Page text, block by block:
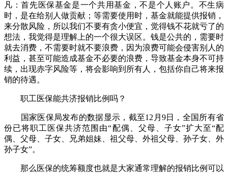
凡：首先医保基金是一个共用基金，不是个人账户。不生病
时，是在给别人做贡献；等需要使用时，基金就能提供报销，
来分散风险，所以我们不要有贪小便宜，觉得钱不花就亏了的
想法，我觉得是理解上的一个很大误区。钱是公共的，需要时
就去消费，不需要时就不要浪费，因为浪费可能会侵害别人的
利益，甚至可能造成基金不必要的浪费，导致基金本身不可持
续，出现赤字风险等，将会影响到所有人，包括你自己将来报
销的待遇。
职工医保能共济报销比例吗？
国家医保局发布的数据显示，截至12月9日，全国所有省
份已将职工医保共济范围由“配偶、父母、子女”扩大至“配
偶、父母、子女、兄弟姐妹、祖父母、外祖父母、孙子女、外
孙子女”。
那么医保的统筹额度也就是大家通常理解的报销比例可以